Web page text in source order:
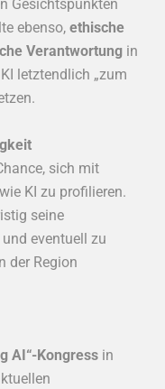
Gesichtspunkten
ebenso, ethische
Verantwortung in
letztendlich „zum
sich mit
KI zu profilieren.
seine
eventuell zu
der Region
AI“-Kongress in